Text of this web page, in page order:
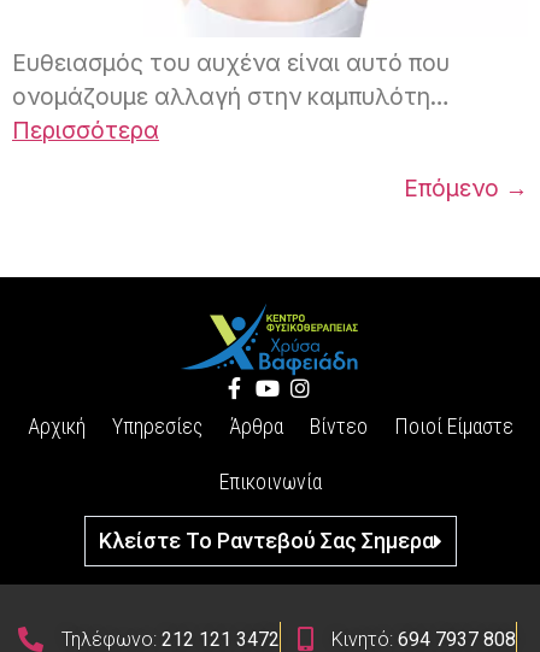
Ευθειασμός του αυχένα είναι αυτό που
ονομάζουμε αλλαγή στην καμπυλότη…
Περισσότερα
Επόμενο →
Αρχική Υπηρεσίες Άρθρα Βίντεο Ποιοί Είμαστε
Επικοινωνία
Κλείστε Το Ραντεβού Σας Σημερα
Τηλέφωνο:212 121 3472 Κινητό: 694 7937 808